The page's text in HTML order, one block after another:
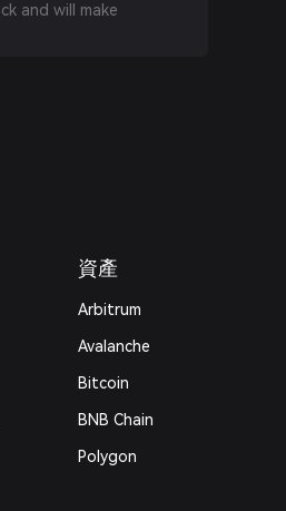
and will make
資產
Arbitrum
Avalanche
Bitcoin
BNB Chain
Polygon